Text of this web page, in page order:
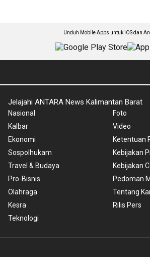
Unduh Mobile Apps untuk iOS dan
Jelajahi ANTARA News Kalimantan Barat
Nasional
Kalbar
Ekonomi
Sospolhukam
Travel & Budaya
Pro-Bisnis
Olahraga
Kesra
Teknologi
Foto
Video
Ketentuan
Kebijakan
Kebijakan
Pedoman
Tentang
Rilis Pers